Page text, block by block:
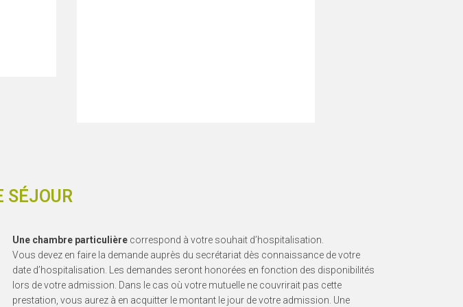
SÉJOUR
Une chambre particulière correspond à votre souhait d’hospitalisation.
Vous devez en faire la demande auprès du secrétariat dès connaissance de votre
date d’hospitalisation. Les demandes seront honorées en fonction des disponibilités
lors de votre admission. Dans le cas où votre mutuelle ne couvrirait pas cette
prestation, vous aurez à en acquitter le montant le jour de votre admission. Une